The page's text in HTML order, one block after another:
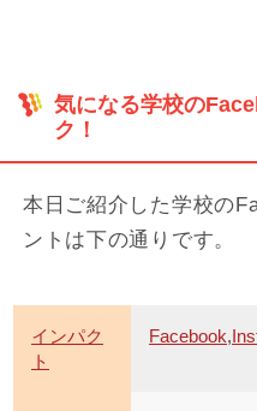
気になる学校の
ク！
本日ご紹介した学校の
ントは下の通りです。
インパク
ト
Facebook,